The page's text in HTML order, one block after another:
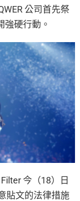
公司首先祭
強硬行動。
今（18）日
貼文的法律措施